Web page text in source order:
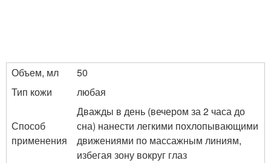
Объем, мл
50
Тип кожи
любая
Способ
применения
Дважды в день (вечером за 2 часа до
сна) нанести легкими похлопывающими
движениями по массажным линиям,
избегая зону вокруг глаз